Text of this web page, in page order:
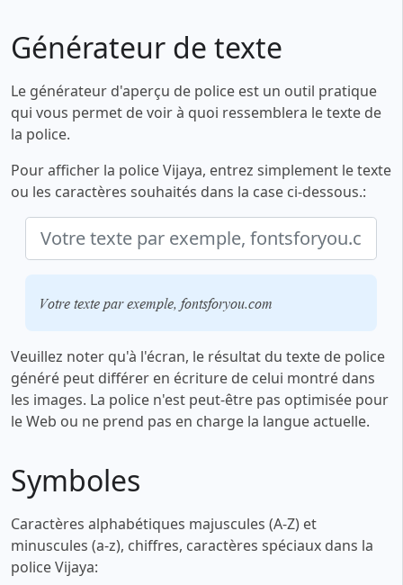
Générateur de texte
Le générateur d'aperçu de police est un outil pratique
qui vous permet de voir à quoi ressemblera le texte de
la police.
Pour afficher la police Vijaya, entrez simplement le texte
ou les caractères souhaités dans la case ci-dessous.:
Votre texte par exemple, fontsforyou.com
Veuillez noter qu'à l'écran, le résultat du texte de police
généré peut différer en écriture de celui montré dans
les images. La police n'est peut-être pas optimisée pour
le Web ou ne prend pas en charge la langue actuelle.
Symboles
Caractères alphabétiques majuscules (A-Z) et
minuscules (a-z), chiffres, caractères spéciaux dans la
police Vijaya: